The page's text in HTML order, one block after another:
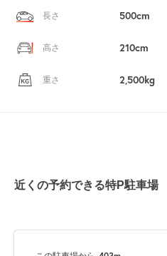
長さ 500cm
高さ 210cm
重さ 2,500kg
近くの予約できる特P駐車場